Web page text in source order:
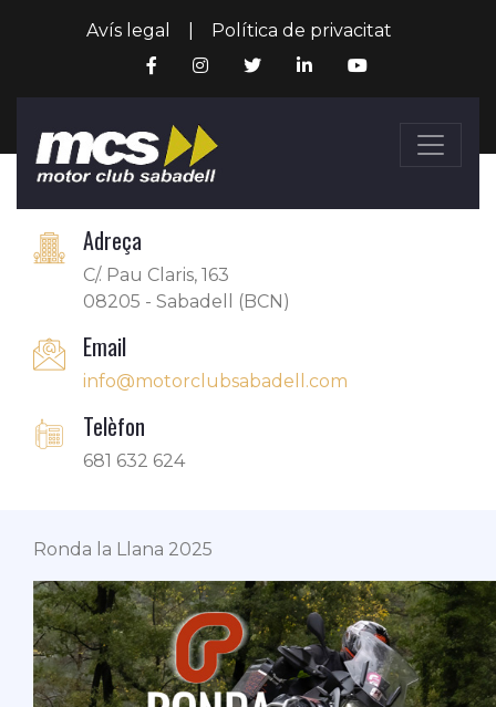
Avís legal Política de privacitat
Adreça
C/. Pau Claris, 163
08205 - Sabadell (BCN)
Email
info@motorclubsabadell.com
Telèfon
681 632 624
Ronda la Llana 2025